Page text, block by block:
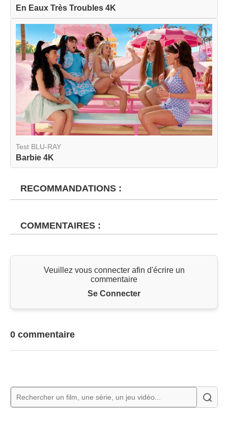
En Eaux Très Troubles 4K
Test BLU-RAY
Barbie 4K
RECOMMANDATIONS :
COMMENTAIRES :
Veuillez vous connecter afin d'écrire un
commentaire
Se Connecter
0 commentaire